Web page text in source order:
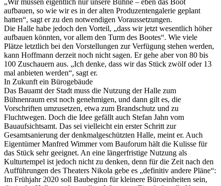
„Wir müssen eigentlich nur unsere Bühne – eben das Boot
aufbauen, so wie wir es in der alten Produzentengalerie geplant
hatten“, sagt er zu den notwendigen Voraussetzungen.
Die Halle habe jedoch den Vorteil, „dass wir jetzt wesentlich höher
aufbauen könnten, vor allem den Turm des Bootes“. Wie viele
Plätze letztlich bei den Vorstellungen zur Verfügung stehen werden,
kann Hoffmann derzeit noch nicht sagen. Er gehe aber von 80 bis
100 Zuschauern aus. „Ich denke, dass wir das Stück zwölf oder 13
mal anbieten werden“, sagt er.
In Zukunft ein Bürogebäude
Das Bauamt der Stadt muss die Nutzung der Halle zum
Bühnenraum erst noch genehmigen, und dann gilt es, die
Vorschriften umzusetzen, etwa zum Brandschutz und zu
Fluchtwegen. Doch die Idee gefällt auch Stefan Jahn vom
Bauaufsichtsamt. Das sei vielleicht ein erster Schritt zur
Gesamtsanierung der denkmalgeschützten Halle, meint er. Auch
Eigentümer Manfred Wimmer vom Bauforum hält die Kulisse für
das Stück sehr geeignet. An eine längerfristige Nutzung als
Kulturtempel ist jedoch nicht zu denken, denn für die Zeit nach den
Aufführungen des Theaters Nikola gebe es „definitiv andere Pläne“:
Im Frühjahr 2020 soll Baubeginn für kleinere Büroeinheiten sein,